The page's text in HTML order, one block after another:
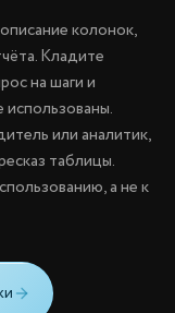
колонок,
Кладите
на шаги и
использованы.
или аналитик,
таблицы.
а не к